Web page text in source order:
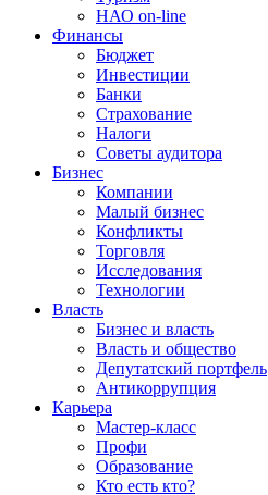
НАО on-line
Финансы
Бюджет
Инвестиции
Банки
Страхование
Налоги
Советы аудитора
Бизнес
Компании
Малый бизнес
Конфликты
Торговля
Исследования
Технологии
Власть
Бизнес и власть
Власть и общество
Депутатский портфель
Антикоррупция
Карьера
Мастер-класс
Профи
Образование
Кто есть кто?